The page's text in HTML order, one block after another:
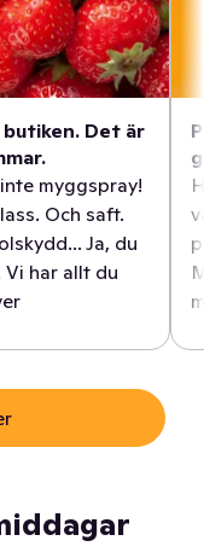
butiken. Det är
myggspray!
Och saft.
Ja, du
har allt du